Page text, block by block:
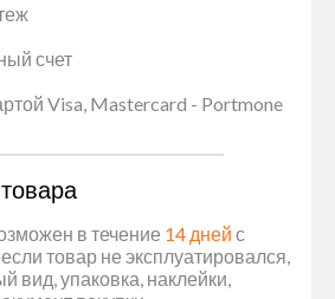
счет
Visa, Mastercard - Portmone
в течение 14 дней с
товар не эксплуатировался,
вид, упаковка, наклейки,